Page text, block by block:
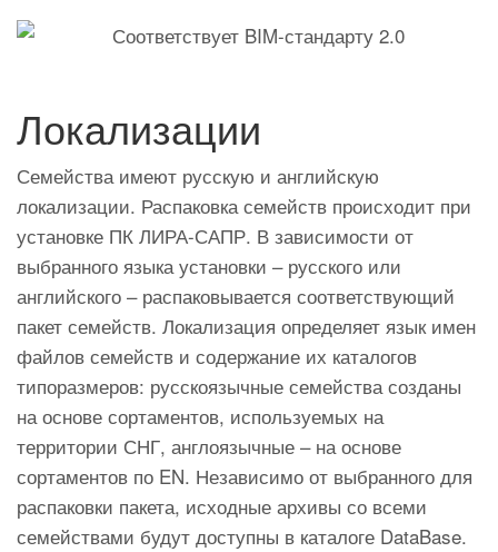
Локализации
Семейства имеют русскую и английскую
локализации. Распаковка семейств происходит при
установке ПК ЛИРА-САПР. В зависимости от
выбранного языка установки – русского или
английского – распаковывается соответствующий
пакет семейств. Локализация определяет язык имен
файлов семейств и содержание их каталогов
типоразмеров: русскоязычные семейства созданы
на основе сортаментов, используемых на
территории СНГ, англоязычные – на основе
сортаментов по EN. Независимо от выбранного для
распаковки пакета, исходные архивы со всеми
семействами будут доступны в каталоге DataBase.